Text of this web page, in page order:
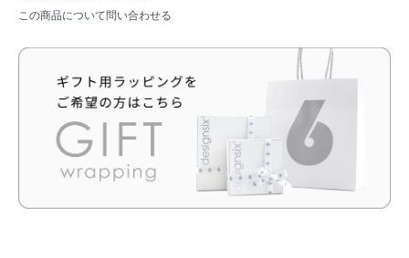
この商品について問い合わせる